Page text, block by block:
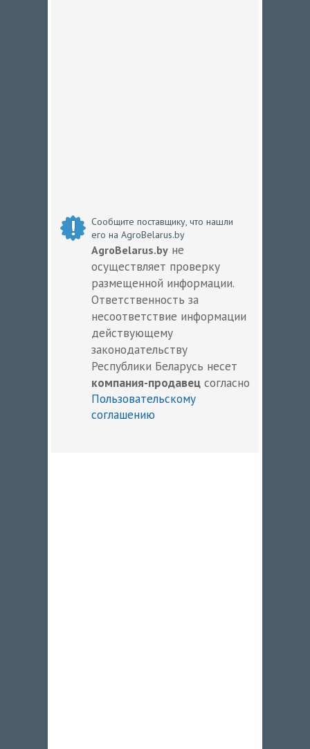
Сообщите поставщику, что нашли
его на AgroBelarus.by
AgroBelarus.by не
осуществляет проверку
размещенной информации.
Ответственность за
несоответствие информации
действующему
законодательству
Республики Беларусь несет
компания-продавец согласно
Пользовательскому
соглашению